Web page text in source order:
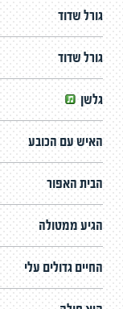
גורל שדוד
גורל שדוד
גלשן
האיש עם הכובע
הבית האפור
הגיע ממטולה
החיים גדולים עלי